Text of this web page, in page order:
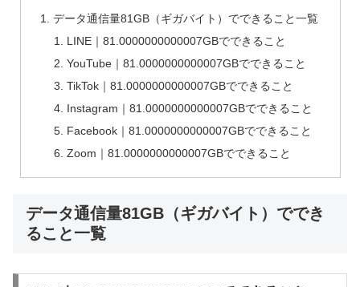
データ通信量81GB（ギガバイト）でできること一覧
LINE｜81.0000000000007GBでできること
YouTube｜81.0000000000007GBでできること
TikTok｜81.0000000000007GBでできること
Instagram｜81.0000000000007GBでできること
Facebook｜81.0000000000007GBでできること
Zoom｜81.0000000000007GBでできること
データ通信量81GB（ギガバイト）ででき
ること一覧